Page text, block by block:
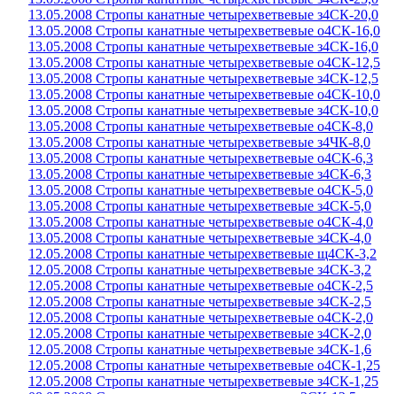
13.05.2008 Стропы канатные четырехветвевые з4СК-20,0
13.05.2008 Стропы канатные четырехветвевые о4СК-16,0
13.05.2008 Стропы канатные четырехветвевые з4СК-16,0
13.05.2008 Стропы канатные четырехветвевые о4СК-12,5
13.05.2008 Стропы канатные четырехветвевые з4СК-12,5
13.05.2008 Стропы канатные четырехветвевые о4СК-10,0
13.05.2008 Стропы канатные четырехветвевые з4СК-10,0
13.05.2008 Стропы канатные четырехветвевые о4СК-8,0
13.05.2008 Стропы канатные четырехветвевые з4ЧК-8,0
13.05.2008 Стропы канатные четырехветвевые о4СК-6,3
13.05.2008 Стропы канатные четырехветвевые з4СК-6,3
13.05.2008 Стропы канатные четырехветвевые о4СК-5,0
13.05.2008 Стропы канатные четырехветвевые з4СК-5,0
13.05.2008 Стропы канатные четырехветвевые о4СК-4,0
13.05.2008 Стропы канатные четырехветвевые з4СК-4,0
12.05.2008 Стропы канатные четырехветвевые щ4СК-3,2
12.05.2008 Стропы канатные четырехветвевые з4СК-3,2
12.05.2008 Стропы канатные четырехветвевые о4СК-2,5
12.05.2008 Стропы канатные четырехветвевые з4СК-2,5
12.05.2008 Стропы канатные четырехветвевые о4СК-2,0
12.05.2008 Стропы канатные четырехветвевые з4СК-2,0
12.05.2008 Стропы канатные четырехветвевые з4СК-1,6
12.05.2008 Стропы канатные четырехветвевые о4СК-1,25
12.05.2008 Стропы канатные четырехветвевые з4СК-1,25